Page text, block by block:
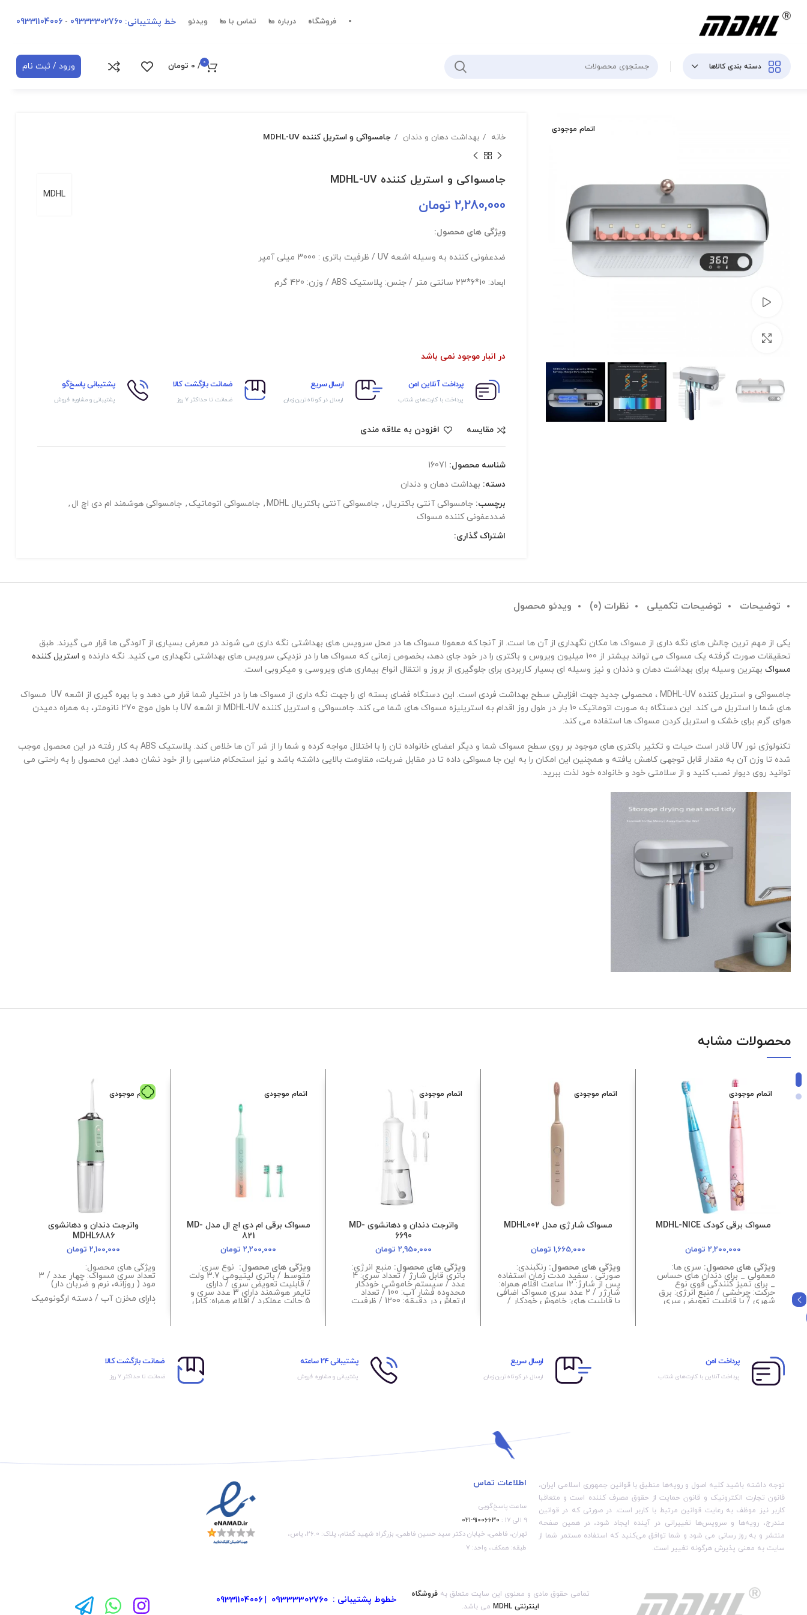
فروشگاه درباره ما تماس با ما ویدئو خط پشتیبانی: 09333302760 -
09331104006
دسته بندی کالاها 0
/
0 تومان ورود / ثبت نام
اتمام موجودی
خانه بهداشت دهان و دندان جامسواکی و استریل کننده MDHL-UV
MDHL
جامسواکی و استریل کننده MDHL-UV
2,280,000 تومان
ویژگی های محصول:
ضدعفونی کننده به وسیله اشعه UV / ظرفیت باتری : 3000 میلی آمپر
ابعاد: 10*6*23 سانتی متر / جنس: پلاستیک ABS / وزن: 420 گرم
در انبار موجود نمی باشد
پرداخت آنلاین امن
پرداخت با کارت‌های شتاب
ارسال سریع
ارسال در کوتاه‌ترین زمان
ضمانت بازگشت کالا
ضمانت تا حداکثر ۷ روز
پشتیبانی پاسخ‌گو
پشتیبانی و مشاوره فروش
مقایسه افزودن به علاقه مندی
شناسه محصول: 16071
دسته: بهداشت دهان و دندان
برچسب: جامسواکی آنتی باکتریال , جامسواکی آنتی باکتریال MDHL , جامسواکی اتوماتیک , جامسواکی هوشمند ام دی اچ ال ,
ضددعفونی کننده مسواک
اشتراک گذاری:
توضیحات توضیحات تکمیلی نظرات (0) ویدئو محصول
یکی از مهم ترین چالش های نگه داری از مسواک ها مکان نگهداری از آن ها است. از آنجا که معمولا مسواک ها در محل سرویس های بهداشتی نگه داری می شوند در معرض بسیاری از آلودگی ها قرار می گیرند. طبق
تحقیقات صورت گرفته یک مسواک می تواند بیشتر از 100 میلیون ویروس و باکتری را در خود جای دهد، بخصوص زمانی که مسواک ها را در نزدیکی سرویس های بهداشتی نگهداری می کنید. نگه دارنده و
استریل کننده
مسواک بهترین وسیله برای بهداشت دهان و دندان و نیز وسیله ای بسیار کاربردی برای جلوگیری از بروز و انتقال انواع بیماری های ویروسی و میکروبی است.
جامسواکی و استریل کننده MDHL-UV ، محصولی جدید جهت افزایش سطح بهداشت فردی است. این دستگاه فضای بسته ای را جهت نگه داری از مسواک ها را در اختیار شما قرار می دهد و با بهره گیری از اشعه UV مسواک
های شما را استریل می کند. این دستگاه به صورت اتوماتیک 10 بار در طول روز اقدام به استریلیزه مسواک های شما می کند. جامسواکی و استریل کننده MDHL-UV از اشعه UV با طول موج 270 نانومتر، به همراه دمیدن
هوای گرم برای خشک و استریل کردن مسواک ها استفاده می کند.
تکنولوژی نور UV قادر است حیات و تکثیر باکتری های موجود بر روی سطح مسواک شما و دیگر اعضای خانواده تان را با اختلال مواجه کرده و شما را از شر آن ها خلاص کند. پلاستیک ABS به کار رفته در این محصول موجب
شده تا وزن آن به مقدار قابل توجهی کاهش یافته و همچنین این امکان را به این جا مسواکی داده تا در مقابل ضربات، مقاومت بالایی داشته باشد و نیز استحکام مناسبی را از خود نشان دهد. این محصول را به راحتی می
توانید روی دیوار نصب کنید و از سلامتی خود و خانواده خود لذت ببرید.
محصولات مشابه
اتمام موجودی
مسواک برقی کودک MDHL-NICE
2,200,000 تومان
ویژگی های محصول: سری ها:
معمولی _ برای دندان های حساس
_ برای تمیز کنندگی قوی نوع
حرکت: چرخشی / منبع انرژی: برق
شهری / با قابلیت تعویض سری
اتمام موجودی
مسواک شارژی مدل MDHL002
1,665,000 تومان
ویژگی های محصول: رنگبندی:
صورتی . سفید مدت زمان استفاده
پس از شارژ: 12 ساعت اقلام همراه:
شارژر / 2 عدد سری مسواک اضافی
با قابلیت های: خاموش خودکار /
اتمام موجودی
واترجت دندان و دهانشوی MD-
6690
2,950,000 تومان
ویژگی های محصول: منبع انرژی:
باتری قابل شارژ / تعداد سری: 4
عدد / سیستم خاموشی خودکار
محدوده فشار آب: 100 / تعداد
ارتعاش در دقیقه: 1200 / ظرفیت
اتمام موجودی
مسواک برقی ام دی اچ ال مدل MD-
821
2,200,000 تومان
ویژگی های محصول: نوع سری:
متوسط / باتری لیتیومی 3.7 ولت
/ قابلیت تعویض سری / دارای
تایمر هوشمند دارای 3 عدد سری و
5 حالت عملکرد / اقلام همراه: کابل
اتمام موجودی
واترجت دندان و دهانشوی
MDHL6886
2,100,000 تومان
ویژگی های محصول:
تعداد سری مسواک: چهار عدد / 3
مود ( روزانه، نرم و ضربان دار)
دارای مخزن آب / دسته ارگونومیک
/ قابلیت تعویض سری ها
پرداخت امن
پرداخت آنلاین با کارت‌های شتاب
ارسال سریع
ارسال در کوتاه‌ترین زمان
پشتیبانی 24 ساعته
پشتیبانی و مشاوره فروش
ضمانت بازگشت کالا
ضمانت تا حداکثر ۷ روز
توجه داشته باشید کلیه اصول و رویه‏‌ها منطبق با قوانین جمهوری اسلامی ایران،
قانون تجارت الکترونیک و قانون حمایت از حقوق مصرف کننده است و متعاقبا
کاربر نیز موظف به رعایت قوانین مرتبط با کاربر است. در صورتی که در قوانین
مندرج، رویه‏‌ها و سرویس‏‌ها تغییراتی در آینده ایجاد شود، در همین صفحه
منتشر و به روز رسانی می شود و شما توافق می‏‌کنید که استفاده مستمر شما از
سایت به معنی پذیرش هرگونه تغییر است.
اطلاعات تماس
ساعت پاسخ‌گویی
۹ الی ۱۷ :
۹۱۰۰۶۶۳۰-۰۲۱
تهران، فاطمی، خیابان دکتر سید حسین فاطمی، بزرگراه شهید گمنام، پلاک: 26.0، یاس،
طبقه: همکف، واحد: 7
تمامی حقوق مادی و معنوی این سایت متعلق بهفروشگاه
اینترنتی MDHL
می باشد.
خطوط پشتیبانی :09333302760
|
09331104006